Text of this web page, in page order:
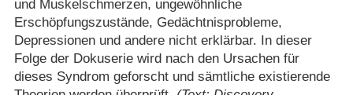
und Muskelschmerzen, ungewöhnliche
Erschöpfungszustände, Gedächtnisprobleme,
Depressionen und andere nicht erklärbar. In dieser
Folge der Dokuserie wird nach den Ursachen für
dieses Syndrom geforscht und sämtliche existierende